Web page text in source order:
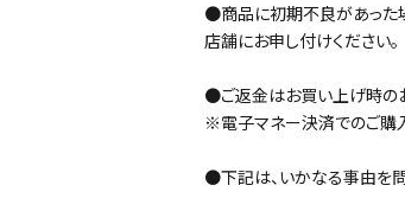
●商品に初期不良があった
店舗にお申し付けください。
●ご返金はお買い上げ時のお
※電子マネー決済でのご購
●下記は、いかなる事由を